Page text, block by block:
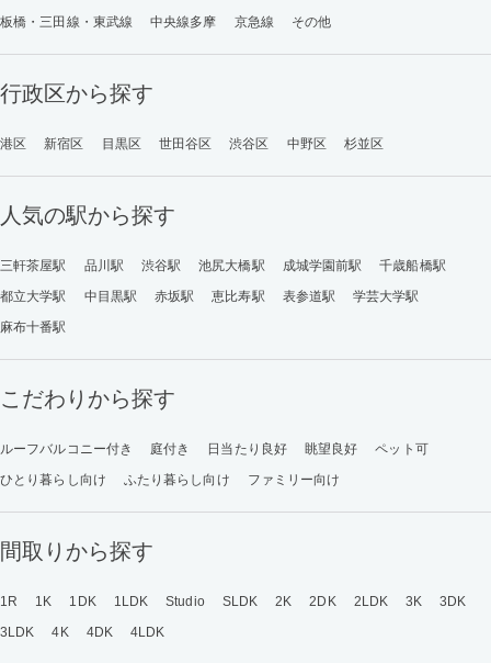
板橋・三田線・東武線
中央線多摩 京急線 その他
行政区から探す
港区 新宿区 目黒区 世田谷区 渋谷区 中野区 杉並区
人気の駅から探す
三軒茶屋駅 品川駅 渋谷駅 池尻大橋駅 成城学園前駅
千歳船橋駅
都立大学駅
中目黒駅 赤坂駅 恵比寿駅 表参道駅
学芸大学駅
麻布十番駅
こだわりから探す
ルーフバルコニー付き 庭付き 日当たり良好 眺望良好
ペット可
ひとり暮らし向け
ふたり暮らし向け ファミリー向け
間取りから探す
1R 1K 1DK 1LDK Studio SLDK 2K 2DK 2LDK 3K
3DK
3LDK
4K 4DK 4LDK